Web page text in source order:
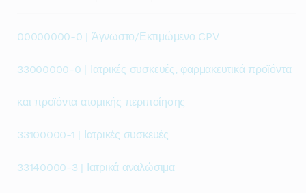
00000000-0 | Άγνωστο/Εκτιμώμενο CPV
33000000-0 | Ιατρικές συσκευές, φαρμακευτικά προϊόντα
και προϊόντα ατομικής περιποίησης
33100000-1 | Ιατρικές συσκευές
33140000-3 | Ιατρικά αναλώσιμα